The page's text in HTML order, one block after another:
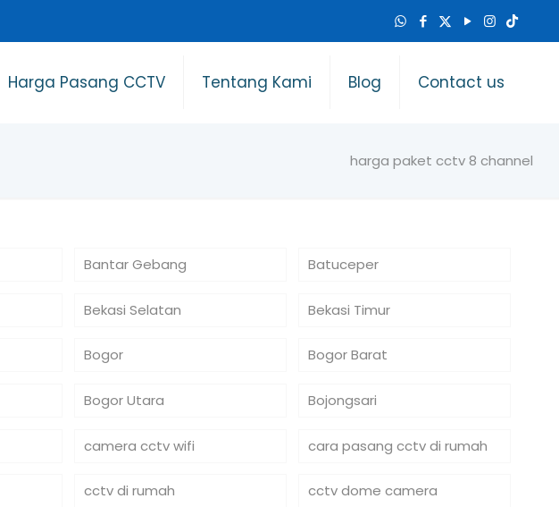
Harga Pasang CCTV Tentang Kami Blog Contact us
harga paket cctv 8 channel
Bantar Gebang Batuceper
Bekasi Selatan Bekasi Timur
Bogor Bogor Barat
Bogor Utara Bojongsari
camera cctv wifi cara pasang cctv di rumah
cctv di rumah cctv dome camera